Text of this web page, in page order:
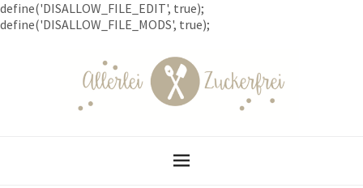
define('DISALLOW_FILE_EDIT', true);
define('DISALLOW_FILE_MODS', true);